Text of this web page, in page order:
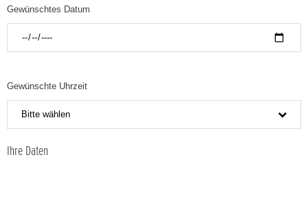
Gewünschtes Datum
Gewünschte Uhrzeit
Bitte wählen
Ihre Daten